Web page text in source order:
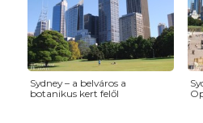
Sydney – a belváros a
botanikus kert felől